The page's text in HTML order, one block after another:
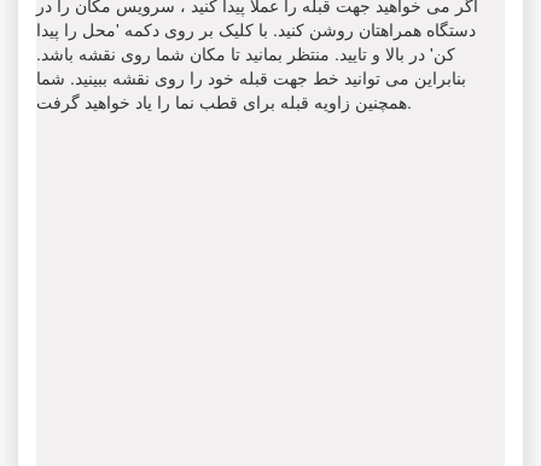
اگر می خواهید جهت قبله را عملا پیدا کنید ، سرویس مکان را در
دستگاه همراهتان روشن کنید. با کلیک بر روی دکمه 'محل را پیدا
کن' در بالا و تایید. منتظر بمانید تا مکان شما روی نقشه باشد.
بنابراین می توانید خط جهت قبله خود را روی نقشه ببینید. شما
همچنین زاویه قبله برای قطب نما را یاد خواهید گرفت.